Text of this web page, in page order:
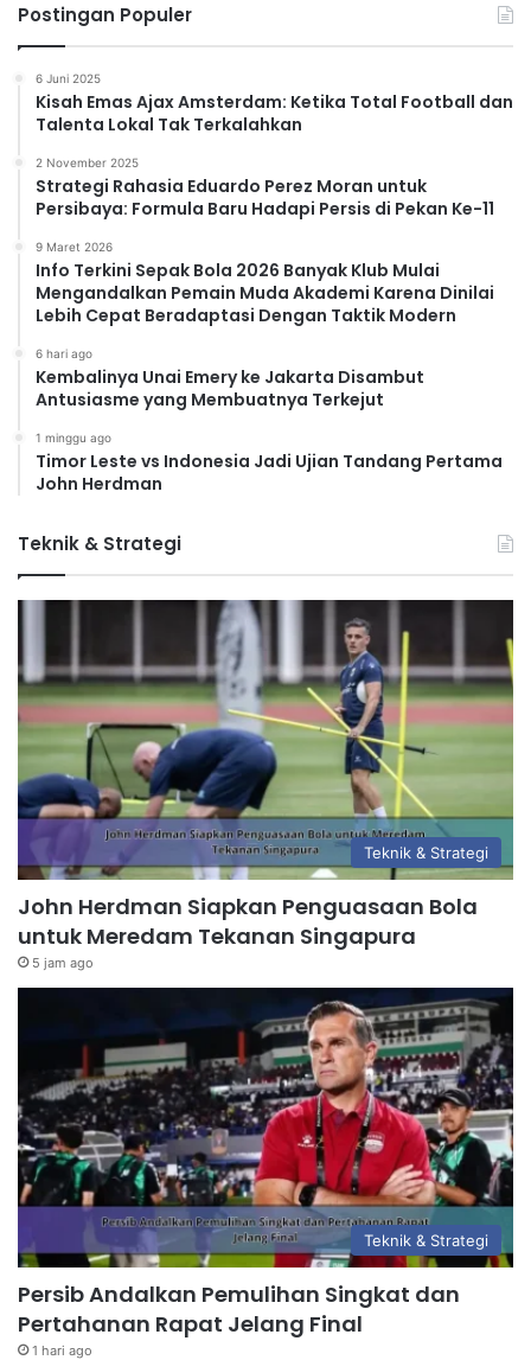
Postingan Populer
6 Juni 2025
Kisah Emas Ajax Amsterdam: Ketika Total Football dan
Talenta Lokal Tak Terkalahkan
2 November 2025
Strategi Rahasia Eduardo Perez Moran untuk
Persibaya: Formula Baru Hadapi Persis di Pekan Ke-11
9 Maret 2026
Info Terkini Sepak Bola 2026 Banyak Klub Mulai
Mengandalkan Pemain Muda Akademi Karena Dinilai
Lebih Cepat Beradaptasi Dengan Taktik Modern
6 hari ago
Kembalinya Unai Emery ke Jakarta Disambut
Antusiasme yang Membuatnya Terkejut
1 minggu ago
Timor Leste vs Indonesia Jadi Ujian Tandang Pertama
John Herdman
Teknik & Strategi
Teknik & Strategi
John Herdman Siapkan Penguasaan Bola
untuk Meredam Tekanan Singapura
5 jam ago
Teknik & Strategi
Persib Andalkan Pemulihan Singkat dan
Pertahanan Rapat Jelang Final
1 hari ago